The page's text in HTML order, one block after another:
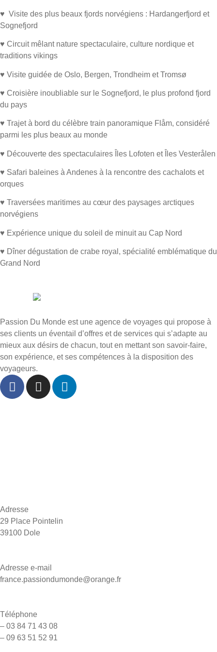
♥ Visite des plus beaux fjords norvégiens : Hardangerfjord et
Sognefjord
♥ Circuit mêlant nature spectaculaire, culture nordique et
traditions vikings
♥ Visite guidée de Oslo, Bergen, Trondheim et Tromsø
♥ Croisière inoubliable sur le Sognefjord, le plus profond fjord
du pays
♥ Trajet à bord du célèbre train panoramique Flåm, considéré
parmi les plus beaux au monde
♥ Découverte des spectaculaires Îles Lofoten et Îles Vesterålen
♥ Safari baleines à Andenes à la rencontre des cachalots et
orques
♥ Traversées maritimes au cœur des paysages arctiques
norvégiens
♥ Expérience unique du soleil de minuit au Cap Nord
♥ Dîner dégustation de crabe royal, spécialité emblématique du
Grand Nord
Passion Du Monde est une agence de voyages qui propose à
ses clients un éventail d’offres et de services qui s’adapte au
mieux aux désirs de chacun, tout en mettant son savoir-faire,
son expérience, et ses compétences à la disposition des
voyageurs.
Adresse
29 Place Pointelin
39100 Dole
Adresse e-mail
france.passiondumonde@orange.fr
Téléphone
– 03 84 71 43 08
– 09 63 51 52 91